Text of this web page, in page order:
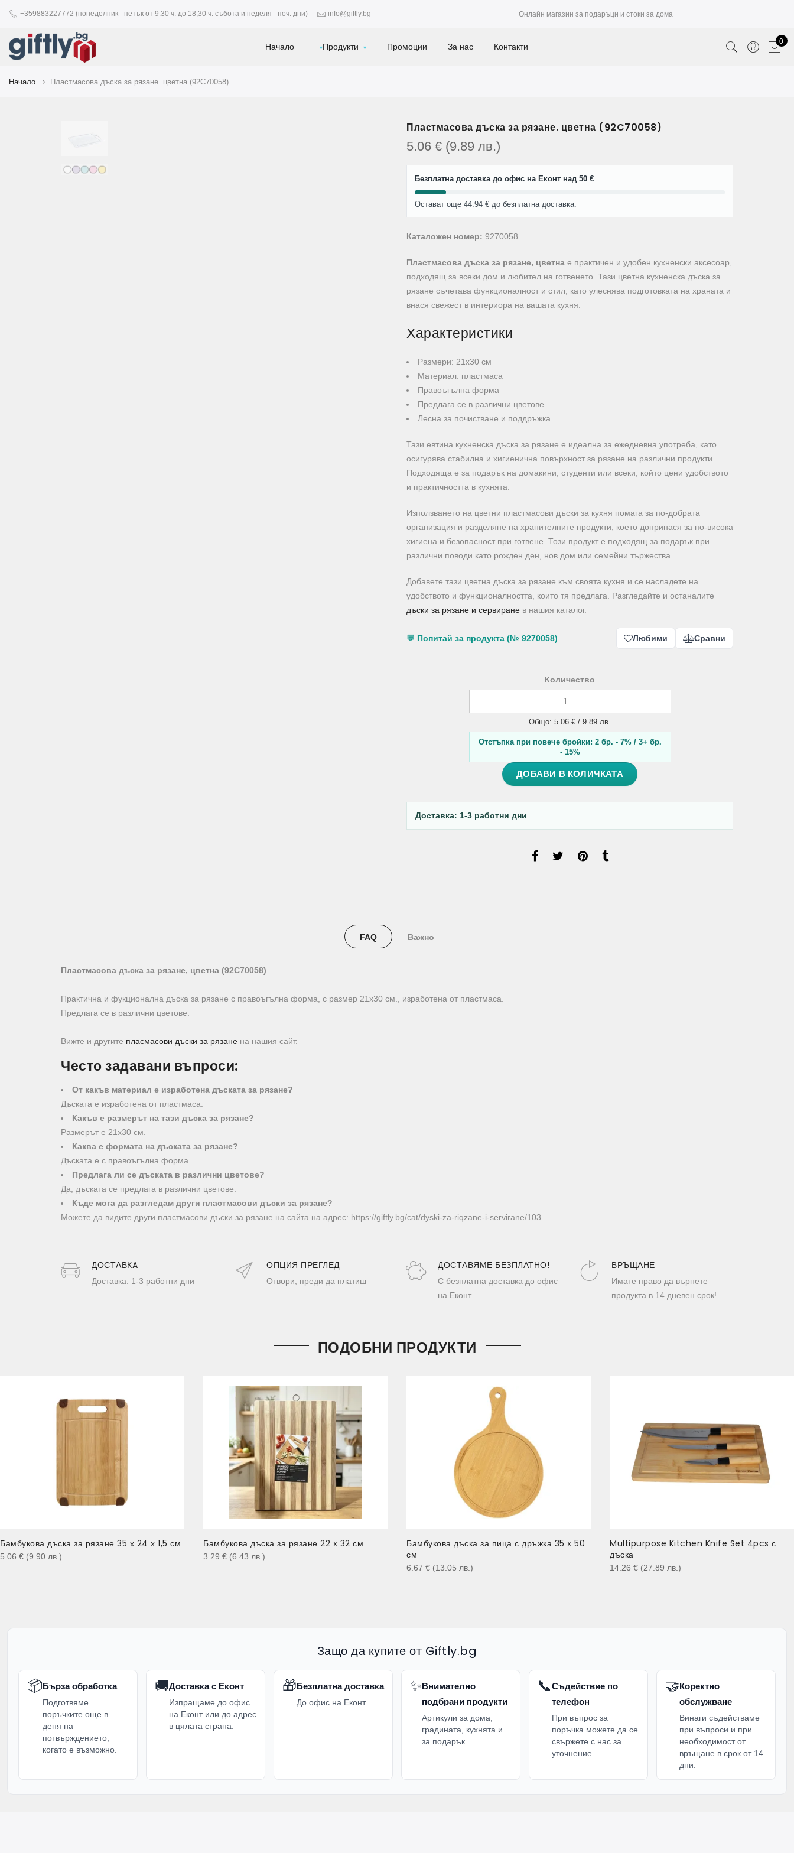
+359883227772 (понеделник - петък от 9.30 ч. до 18,30 ч. събота и неделя - поч. дни) info@giftly.bg Онлайн магазин за подаръци и стоки за дома
Начало Продукти Промоции За нас Контакти 0
Начало Пластмасова дъска за рязане. цветна (92C70058)
Пластмасова дъска за рязане. цветна (92C70058)
5.06 € (9.89 лв.)
Безплатна доставка до офис на Еконт над 50 €
Остават още 44.94 € до безплатна доставка.
Каталожен номер: 9270058
Пластмасова дъска за рязане, цветна е практичен и удобен кухненски аксесоар,
подходящ за всеки дом и любител на готвенето. Тази цветна кухненска дъска за
рязане съчетава функционалност и стил, като улеснява подготовката на храната и
внася свежест в интериора на вашата кухня.
Характеристики
Размери: 21х30 см
Материал: пластмаса
Правоъгълна форма
Предлага се в различни цветове
Лесна за почистване и поддръжка
Тази евтина кухненска дъска за рязане е идеална за ежедневна употреба, като
осигурява стабилна и хигиенична повърхност за рязане на различни продукти.
Подходяща е за подарък на домакини, студенти или всеки, който цени удобството
и практичността в кухнята.
Използването на цветни пластмасови дъски за кухня помага за по-добрата
организация и разделяне на хранителните продукти, което допринася за по-висока
хигиена и безопасност при готвене. Този продукт е подходящ за подарък при
различни поводи като рожден ден, нов дом или семейни тържества.
Добавете тази цветна дъска за рязане към своята кухня и се насладете на
удобството и функционалността, които тя предлага. Разгледайте и останалите
дъски за рязане и сервиране в нашия каталог.
💬 Попитай за продукта (№ 9270058) Любими Сравни
Количество
Общо: 5.06 € / 9.89 лв.
Отстъпка при повече бройки: 2 бр. - 7% / 3+ бр.
- 15%
ДОБАВИ В КОЛИЧКАТА
Доставка: 1-3 работни дни
FAQ Важно
Пластмасова дъска за рязане, цветна (92C70058)
Практична и фукционална дъска за рязане с правоъгълна форма, с размер 21х30 см., изработена от пластмаса.
Предлага се в различни цветове.
Вижте и другите пласмасови дъски за рязане на нашия сайт.
Често задавани въпроси:
От какъв материал е изработена дъската за рязане?
Дъската е изработена от пластмаса.
Какъв е размерът на тази дъска за рязане?
Размерът е 21х30 см.
Каква е формата на дъската за рязане?
Дъската е с правоъгълна форма.
Предлага ли се дъската в различни цветове?
Да, дъската се предлага в различни цветове.
Къде мога да разгледам други пластмасови дъски за рязане?
Можете да видите други пластмасови дъски за рязане на сайта на адрес: https://giftly.bg/cat/dyski-za-riqzane-i-servirane/103.
ДОСТАВКA
Доставка: 1-3 работни дни
ОПЦИЯ ПРЕГЛЕД
Отвори, преди да платиш
ДОСТАВЯМЕ БЕЗПЛАТНО!
С безплатна доставка до офис
на Еконт
ВРЪЩАНЕ
Имате право да върнете
продукта в 14 дневен срок!
ПОДОБНИ ПРОДУКТИ
Бамбукова дъска за рязане 35 х 24 х 1,5 см
5.06 € (9.90 лв. )
Бамбукова дъска за рязане 22 x 32 см
3.29 € (6.43 лв. )
Бамбукова дъска за пица с дръжка 35 x 50
см
6.67 € (13.05 лв. )
Multipurpose Kitchen Knife Set 4pcs с
дъска
14.26 € (27.89 лв. )
Защо да купите от Giftly.bg
📦Бърза обработка
Подготвяме
поръчките още в
деня на
потвърждението,
когато е възможно.
🚚Доставка с Еконт
Изпращаме до офис
на Еконт или до адрес
в цялата страна.
🎁Безплатна доставка
До офис на Еконт
✨Внимателно
подбрани продукти
Артикули за дома,
градината, кухнята и
за подарък.
📞Съдействие по
телефон
При въпрос за
поръчка можете да се
свържете с нас за
уточнение.
🤝Коректно
обслужване
Винаги съдействаме
при въпроси и при
необходимост от
връщане в срок от 14
дни.